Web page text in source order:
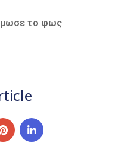
το φως